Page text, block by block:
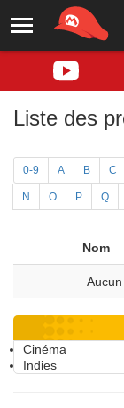
Liste des
0-9 A B C
N O P Q
Nom
Cinéma
Indies